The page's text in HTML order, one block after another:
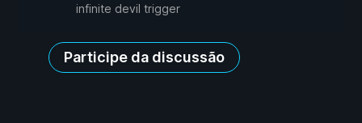
infinite devil trigger
Participe da discussão